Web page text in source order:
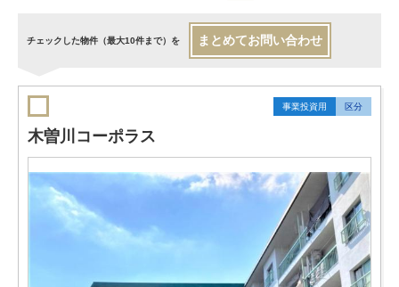
チェックした物件（最大10件まで）を まとめてお問い合わせ
事業投資用 区分
木曽川コーポラス